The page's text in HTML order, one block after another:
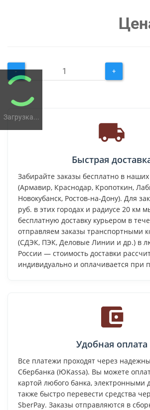
Загрузка...
- +
Быстрая
Забирайте заказы бесплатно в
(Армавир, Краснодар, Кропоткин,
Новокубанск, Ростов-на-Дону). Для
руб. в этих городах и радиусе 20 км
бесплатную доставку курьером в
отправляем заказы транспортными
(СДЭК, ПЭК, Деловые Линии и др.) в
России — стоимость доставки
индивидуально и оплачивается при
Удобная оплата
Все платежи проходят через
Сбербанка (ЮKassa). Вы можете
картой любого банка, электронными
также быстро перевести средства
SberPay. Заказы отправляются в